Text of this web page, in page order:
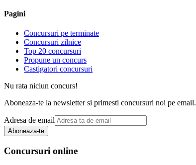
Pagini
Concursuri pe terminate
Concursuri zilnice
Top 20 concursuri
Propune un concurs
Castigatori concursuri
Nu rata niciun concurs!
Aboneaza-te la newsletter si primesti concursuri noi pe email.
Adresa de email
Aboneaza-te
Concursuri online